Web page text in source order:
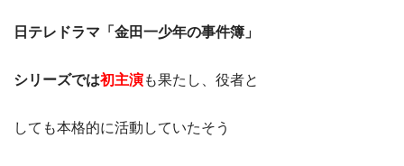
日テレドラマ「金田一少年の事件簿」
シリーズでは初主演も果たし、役者と
しても本格的に活動していたそう